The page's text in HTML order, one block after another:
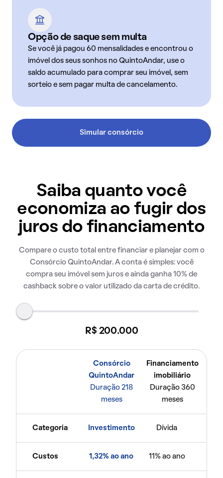
Opção de saque sem multa
Se você já pagou 60 mensalidades e encontrou o
imóvel dos seus sonhos no QuintoAndar, use o
saldo acumulado para comprar seu imóvel, sem
sorteio e sem pagar multa de cancelamento.
Simular consórcio
Saiba quanto você
economiza ao fugir dos
juros do financiamento
Compare o custo total entre financiar e planejar com o
Consórcio QuintoAndar. A conta é simples: você
compra seu imóvel sem juros e ainda ganha 10% de
cashback sobre o valor utilizado da carta de crédito.
R$ 200.000
Consórcio
QuintoAndar
Duração 218
meses
Financiamento
imobiliário
Duração 360
meses
Categoria Investimento Dívida
Custos 1,32% ao ano 11% ao ano